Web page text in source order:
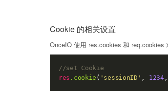
Cookie 的相关设置
OnceIO 使用 res.cookies 和 req.cookies
//set Cookie
res .cookie ( 'sessionID' , 1234